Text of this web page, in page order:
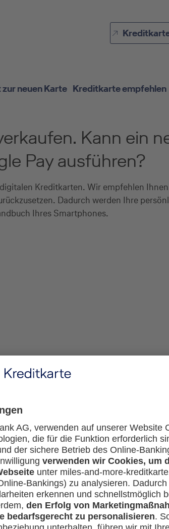
Direkt zur Suche (Enter drücken)
zum Hauptinhalt (Enter drücken)
neuen Karte Kreditkarte empfehlen
Kann ein
Pay ausführen?
Kreditkarten. Wir empfehlen
Dadurch werden Ihre
Ihres Smartphones.
Kann ein neuer Besitzer/eine neue